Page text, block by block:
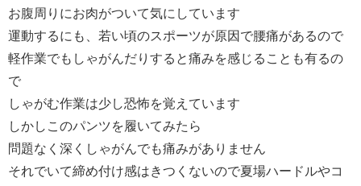
お腹周りにお肉がついて気にしています
運動するにも、若い頃のスポーツが原因で腰痛があるので
軽作業でもしゃがんだりすると痛みを感じることも有るの
で
しゃがむ作業は少し恐怖を覚えています
しかしこのパンツを履いてみたら
問題なく深くしゃがんでも痛みがありません
それでいて締め付け感はきつくないので夏場ハードルやコ